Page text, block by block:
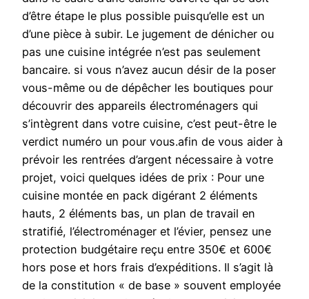
d’être étape le plus possible puisqu’elle est un
d’une pièce à subir. Le jugement de dénicher ou
pas une cuisine intégrée n’est pas seulement
bancaire. si vous n’avez aucun désir de la poser
vous-même ou de dépêcher les boutiques pour
découvrir des appareils électroménagers qui
s’intègrent dans votre cuisine, c’est peut-être le
verdict numéro un pour vous.afin de vous aider à
prévoir les rentrées d’argent nécessaire à votre
projet, voici quelques idées de prix : Pour une
cuisine montée en pack digérant 2 éléments
hauts, 2 éléments bas, un plan de travail en
stratifié, l’électroménager et l’évier, pensez une
protection budgétaire reçu entre 350€ et 600€
hors pose et hors frais d’expéditions. Il s’agit là
de la constitution « de base » souvent employée